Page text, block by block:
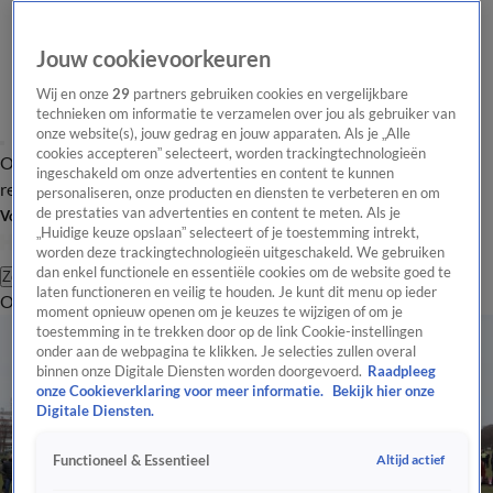
Overzicht Laatste nieuws Regionieuws Het beste van Hart
Tip de
redactie
Volg Hart van Nederland
Zoeken
OverzichtRegioUitzendingenWeerTip de redactiePanelVideo's
Jouw cookievoorkeuren
Wij en onze29 partners gebruiken cookies en vergelijkbare
technieken om informatie te verzamelen over jou als gebruiker van
onze website(s), jouw gedrag en jouw apparaten. Als je „Alle
cookies accepteren” selecteert, worden trackingtechnologieën
ingeschakeld om onze advertenties en content te kunnen
personaliseren, onze producten en diensten te verbeteren en om
de prestaties van advertenties en content te meten. Als je
„Huidige keuze opslaan” selecteert of je toestemming intrekt,
worden deze trackingtechnologieën uitgeschakeld. We gebruiken
dan enkel functionele en essentiële cookies om de website goed te
laten functioneren en veilig te houden. Je kunt dit menu op ieder
moment opnieuw openen om je keuzes te wijzigen of om je
toestemming in te trekken door op de link Cookie-instellingen
onder aan de webpagina te klikken. Je selecties zullen overal
binnen onze Digitale Diensten worden doorgevoerd. Raadpleeg
onze Cookieverklaring voor meer informatie.
Bekijk hier onze
Digitale Diensten.
Functioneel & Essentieel Altijd actief